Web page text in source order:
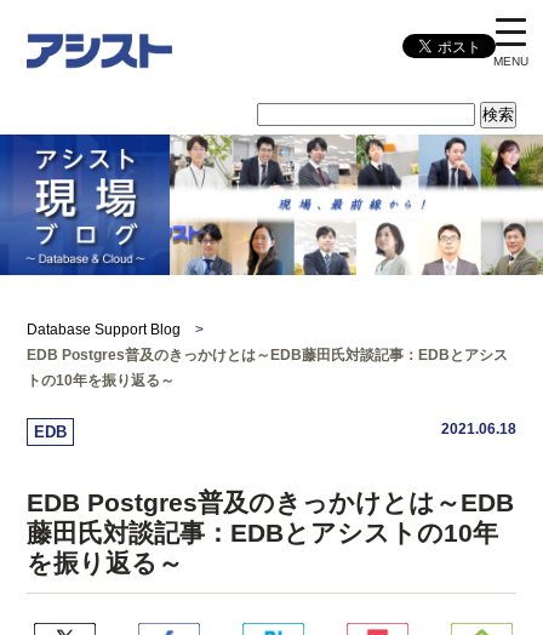
MENU
Database Support Blog
>
EDB Postgres普及のきっかけとは～EDB藤田氏対談記事：EDBとアシス
トの10年を振り返る～
EDB 2021.06.18
EDB Postgres普及のきっかけとは～EDB
藤田氏対談記事：EDBとアシストの10年
を振り返る～